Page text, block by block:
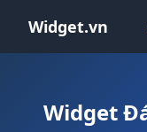
Widget.vn
Widget